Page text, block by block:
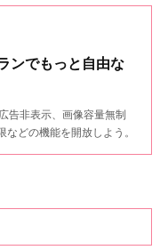
ンでもっと自由な
告非表示、画像容量無制
どの機能を開放しよう。